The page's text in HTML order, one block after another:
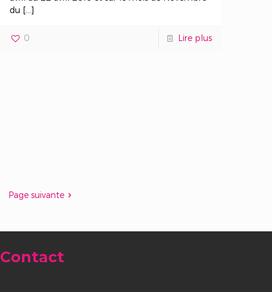
du […]
0 Lire plus
Page suivante
Contact